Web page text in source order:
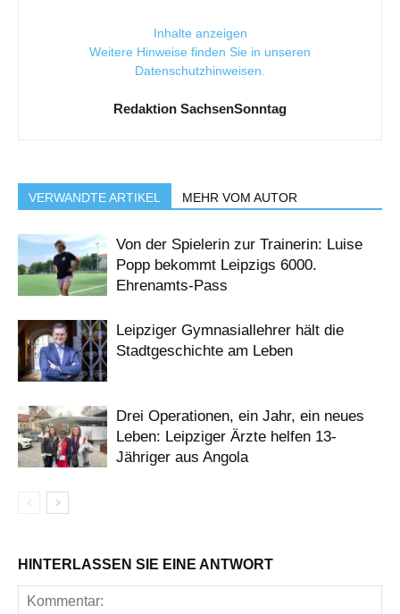
Inhalte anzeigen
Weitere Hinweise finden Sie in unseren
Datenschutzhinweisen
Redaktion SachsenSonntag
VERWANDTE ARTIKEL MEHR VOM AUTOR
Von der Spielerin zur Trainerin: Luise
Popp bekommt Leipzigs 6000.
Ehrenamts-Pass
Leipziger Gymnasiallehrer hält die
Stadtgeschichte am Leben
Drei Operationen, ein Jahr, ein neues
Leben: Leipziger Ärzte helfen 13-
Jähriger aus Angola
HINTERLASSEN SIE EINE ANTWORT